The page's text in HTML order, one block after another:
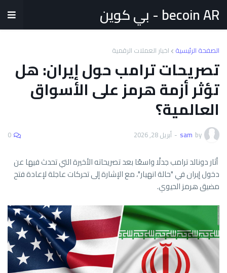
becoin AR - بي كوين
الصفحة الرئيسية اخبار العملات الرقمية
تصريحات ترامب حول إيران: هل
تؤثر أزمة هرمز على الأسواق
العالمية؟
by
sam
- أبريل 28, 2026 0
أثار دونالد ترامب جدلًا واسعًا بعد تصريحاته الأخيرة التي تحدث فيها عن
دخول إيران في "حالة انهيار"، مع الإشارة إلى تحركات عاجلة لإعادة فتح
مضيق هرمز الحيوي.